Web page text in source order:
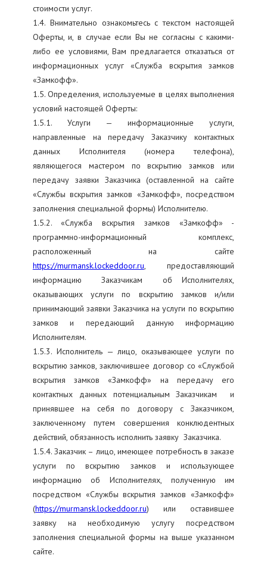
стоимости услуг.
1.4. Внимательно ознакомьтесь с текстом настоящей
Оферты, и, в случае если Вы не согласны с какими-
либо ее условиями, Вам предлагается отказаться от
информационных услуг «Служба вскрытия замков
«Замкофф».
1.5. Определения, используемые в целях выполнения
условий настоящей Оферты:
1.5.1. Услуги — информационные услуги,
направленные на передачу Заказчику контактных
данных Исполнителя (номера телефона),
являющегося мастером по вскрытию замков или
передачу заявки Заказчика (оставленной на сайте
«Службы вскрытия замков «Замкофф», посредством
заполнения специальной формы) Исполнителю.
1.5.2. «Служба вскрытия замков «Замкофф» -
программно-информационный комплекс,
расположенный на сайте
https://murmansk.lockeddoor.ru, предоставляющий
информацию Заказчикам об Исполнителях,
оказывающих услуги по вскрытию замков и/или
принимающий заявки Заказчика на услуги по вскрытию
замков и передающий данную информацию
Исполнителям.
1.5.3. Исполнитель — лицо, оказывающее услуги по
вскрытию замков, заключившее договор со «Службой
вскрытия замков «Замкофф» на передачу его
контактных данных потенциальным Заказчикам и
принявшее на себя по договору с Заказчиком,
заключенному путем совершения конклюдентных
действий, обязанность исполнить заявку Заказчика.
1.5.4. Заказчик – лицо, имеющее потребность в заказе
услуги по вскрытию замков и использующее
информацию об Исполнителях, полученную им
посредством «Службы вскрытия замков «Замкофф»
(https://murmansk.lockeddoor.ru) или оставившее
заявку на необходимую услугу посредством
заполнения специальной формы на выше указанном
сайте.